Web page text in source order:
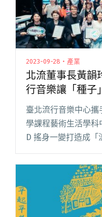
2023-09-28・產業
北流董事長黃韻
行音樂讓「種子
事！
臺北流行音樂中心
學課程藝術生活學科
D 搖身一變打造成「
兩天一夜的種子教
北流董事長黃韻玲
智的大家長之姿閱
軍 「群師」共創流
要的大事！"